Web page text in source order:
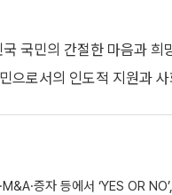
국민의 간절한 마음과
으로서의 인도적 지원과
증자 등에서 ‘YES OR